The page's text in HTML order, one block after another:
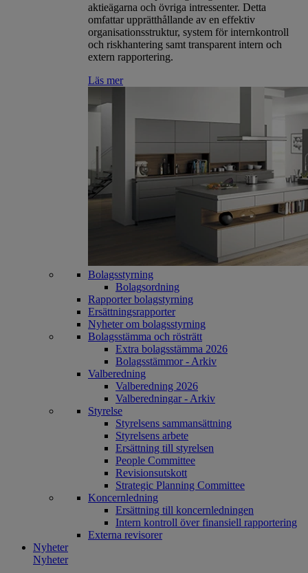
aktieägarna och övriga intressenter. Detta
omfattar upprätthållande av en effektiv
organisationsstruktur, system för internkontroll
och riskhantering samt transparent intern och
extern rapportering.
Läs mer
Bolagsstyrning
Bolagsordning
Rapporter bolagstyrning
Ersättningsrapporter
Nyheter om bolagsstyrning
Bolagsstämma och rösträtt
Extra bolagsstämma 2026
Bolagsstämmor - Arkiv
Valberedning
Valberedning 2026
Valberedningar - Arkiv
Styrelse
Styrelsens sammansättning
Styrelsens arbete
Ersättning till styrelsen
People Committee
Revisionsutskott
Strategic Planning Committee
Koncernledning
Ersättning till koncernledningen
Intern kontroll över finansiell rapportering
Externa revisorer
Nyheter
Nyheter